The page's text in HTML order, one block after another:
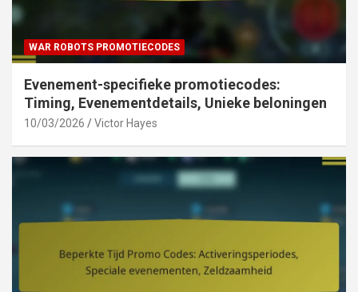
WAR ROBOTS PROMOTIECODES
Evenement-specifieke promotiecodes:
Timing, Evenementdetails, Unieke beloningen
10/03/2026 Victor Hayes